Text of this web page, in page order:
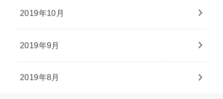
2019年10月
2019年9月
2019年8月